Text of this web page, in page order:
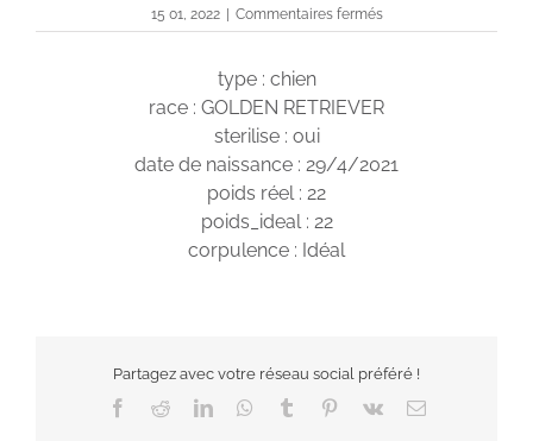
15 01, 2022 Commentaires ferméssur
Simcz
type : chien
race : GOLDEN RETRIEVER
sterilise : oui
date de naissance : 29/4/2021
poids réel : 22
poids_ideal : 22
corpulence : Idéal
Partagez avec votre réseau social préféré !
Facebook
RedditLinkedInWhatsApp
Tumblr Pinterest
Vk Email